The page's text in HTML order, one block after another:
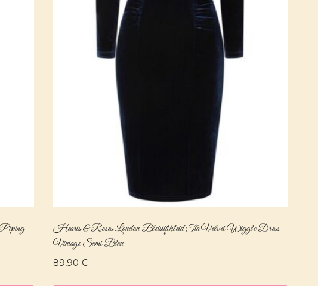
Hearts & Roses London Bleistiftkleid Tia Velvet Wiggle Dress
Vintage Samt Blau
89,90€